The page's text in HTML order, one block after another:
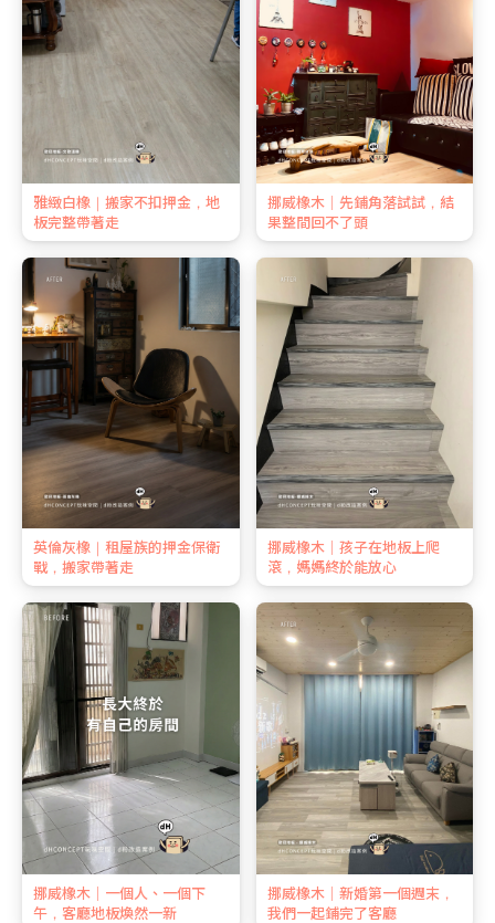
雅緻白橡｜搬家不扣押金，地
板完整帶著走
挪威橡木｜先鋪角落試試，結
果整間回不了頭
英倫灰橡｜租屋族的押金保衛
戰，搬家帶著走
挪威橡木｜孩子在地板上爬
滾，媽媽終於能放心
挪威橡木｜一個人、一個下
午，客廳地板煥然一新
挪威橡木｜新婚第一個週末，
我們一起鋪完了客廳